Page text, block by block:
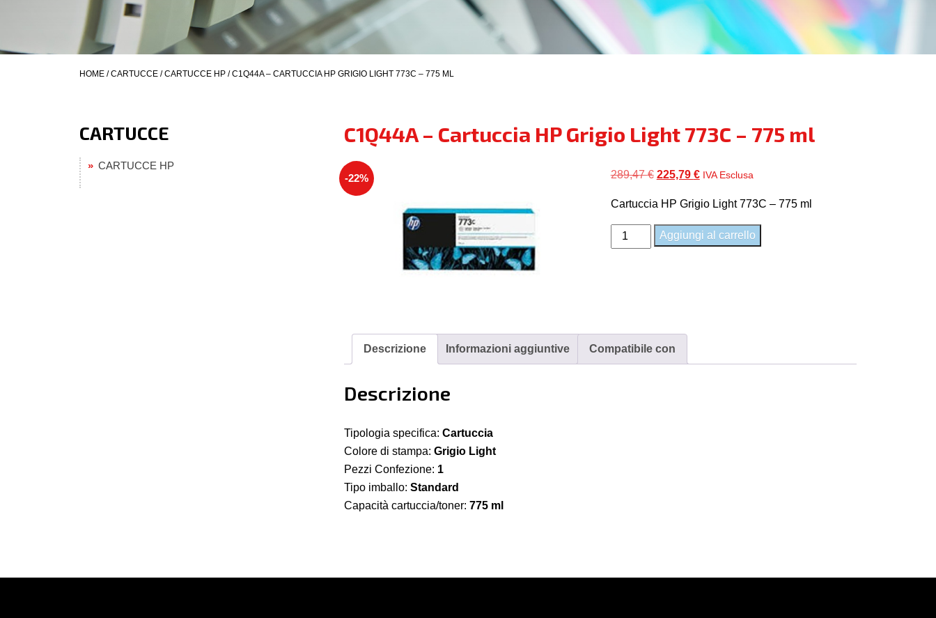
HOME /CARTUCCE /CARTUCCE HP / C1Q44A – CARTUCCIA HP GRIGIO LIGHT 773C – 775 ML
CARTUCCE
CARTUCCE HP
C1Q44A – Cartuccia HP Grigio Light 773C – 775 ml
-22% 289,47€ Il
originale
era:
289,47 €.
225,79 €Il
attuale
è:
225,79 €.
IVA Esclusa
Cartuccia HP Grigio Light 773C – 775 ml
C1Q44A
-
Aggiungi al carrello
Descrizione Informazioni aggiuntive Compatibile con
Descrizione
Tipologia specifica: Cartuccia
Colore di stampa: Grigio Light
Pezzi Confezione: 1
Tipo imballo: Standard
Capacità cartuccia/toner: 775 ml